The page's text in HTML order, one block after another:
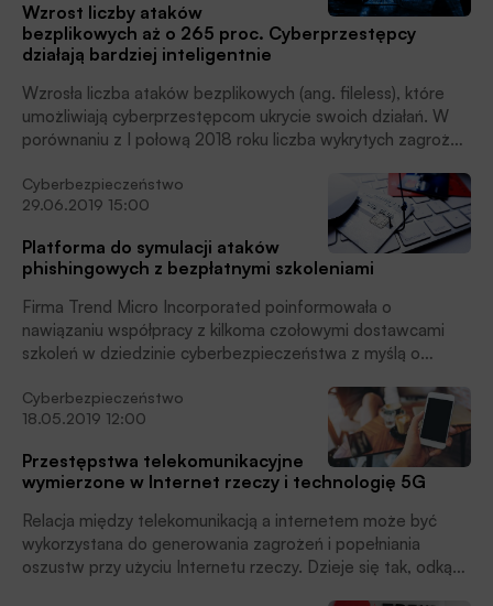
Wzrost liczby ataków
bezplikowych aż o 265 proc. Cyberprzestępcy
działają bardziej inteligentnie
Wzrosła liczba ataków bezplikowych (ang. fileless), które
umożliwiają cyberprzestępcom ukrycie swoich działań. W
porównaniu z I połową 2018 roku liczba wykrytych zagrożeń
Micro.
Cyberbezpieczeństwo
29.06.2019 15:00
Platforma do symulacji ataków
phishingowych z bezpłatnymi szkoleniami
Firma Trend Micro Incorporated poinformowała o
nawiązaniu współpracy z kilkoma czołowymi dostawcami
szkoleń w dziedzinie cyberbezpieczeństwa z myślą o
przed najnowszymi cyberzagrożeniami i phishingiem. Aby
zapewnić Klientom szeroką gamę formatów szkoleń na
platformie Phish Insight, Trend Micro łączy siły z czterema
czołowymi Partnerami: NINJIO, InfoSec, NextTech Security
i GoldPhish.
Cyberbezpieczeństwo
18.05.2019 12:00
Przestępstwa telekomunikacyjne
wymierzone w Internet rzeczy i technologię 5G
Relacja między telekomunikacją a internetem może być
wykorzystana do generowania zagrożeń i popełniania
oszustw przy użyciu Internetu rzeczy. Dzieje się tak, odkąd